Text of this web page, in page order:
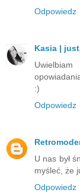
Odpowiedz
Kasia |
:)
Odpowiedz
U nas był
myśleć, że
Odpowiedz